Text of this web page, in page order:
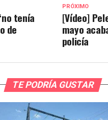
PRÓXIMO
[Vídeo]
mayo
policía
tenía
de
TE PODRÍA GUSTAR